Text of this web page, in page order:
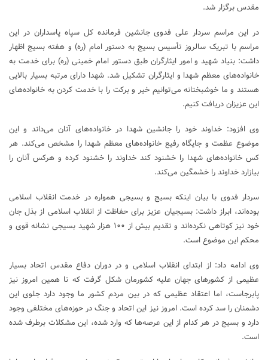
مقدس برگزار شد.
در این مراسم سردار علی فدوی جانشین فرمانده کل سپاه پاسداران در این
مراسم با تبریک سالروز تأسیس بسیج به دستور امام (ره) و هفته بسیج اظهار
داشت: بنیاد شهید و امور ایثارگران طبق دستور امام خمینی (ره) برای خدمت به
خانواده‌های معظم شهدا و ایثارگران تشکیل شد. شهدا دارای مرتبه بسیار بالایی
هستند و ما خوشبختانه می‌توانیم خیر و برکت را با خدمت کردن به خانواده‌های
این عزیزان دریافت کنیم.
وی افزود: خداوند خود را جانشین شهدا در خانواده‌های آنان می‌داند و این
موضوع عظمت و جایگاه رفیع خانواده‌های معظم شهدا را مشخص می‌کند. هر
کس خانواده‌های شهدا را خشنود کند خداوند را خشنود کرده و هرکس آنان را
بیازارد خداوند را خشمگین می‌کند.
سردار فدوی با بیان اینکه بسیج و بسیجی همواره در خدمت انقلاب اسلامی
بوده‌اند، ابراز داشت: بسیجیان عزیز برای حفاظت از انقلاب اسلامی از بذل جان
خود نیز کوتاهی نکرده‌اند و تقدیم بیش از ۱۰۰ هزار شهید بسیجی نشانه قوی و
محکم این موضوع است.
وی ادامه داد: از ابتدای انقلاب اسلامی و در دوران دفاع مقدس اتحاد بسیار
عظیمی از کشور‌های جهان علیه کشورمان شکل گرفت که تا همین امروز نیز
پابرجاست، اما اعتقاد عظیمی که در بین مردم کشور ما وجود دارد جلوی این
دشمنان را سد کرده است. امروز نیز این اتحاد و جنگ در حوزه‌های مختلفی وجود
دارد و بسیج در هر کدام از این عرصه‌ها که وارد شده، این مشکلات برطرف شده
است.